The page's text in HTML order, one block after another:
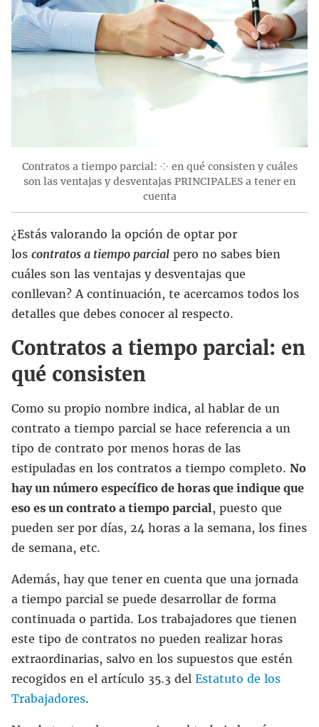
Contratos a tiempo parcial: ⁘ en qué consisten y cuáles
son las ventajas y desventajas PRINCIPALES a tener en
cuenta
¿Estás valorando la opción de optar por
los contratos a tiempo parcial pero no sabes bien
cuáles son las ventajas y desventajas que
conllevan? A continuación, te acercamos todos los
detalles que debes conocer al respecto.
Contratos a tiempo parcial: en
qué consisten
Como su propio nombre indica, al hablar de un
contrato a tiempo parcial se hace referencia a un
tipo de contrato por menos horas de las
estipuladas en los contratos a tiempo completo. No
hay un número específico de horas que indique que
eso es un contrato a tiempo parcial, puesto que
pueden ser por días, 24 horas a la semana, los fines
de semana, etc.
Además, hay que tener en cuenta que una jornada
a tiempo parcial se puede desarrollar de forma
continuada o partida. Los trabajadores que tienen
este tipo de contratos no pueden realizar horas
extraordinarias, salvo en los supuestos que estén
recogidos en el artículo 35.3 del Estatuto de los
Trabajadores.